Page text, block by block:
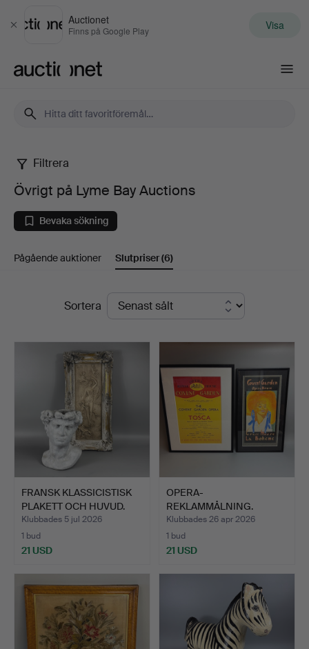
Stäng
Auctionet
Finns på Google Play Visa
Övrigt
på
Lyme
Bay
Auctions
Filtrera
Övrigt på Lyme Bay Auctions
Bevaka sökning
Pågående auktioner Slutpriser(6)
SlutpriserSortera
FRANSK KLASSICISTISK
PLAKETT OCH HUVUD.
Klubbades 5 jul 2026
1 bud
21 USD
OPERA-
REKLAMMÅLNING.
Klubbades 26 apr 2026
1 bud
21 USD